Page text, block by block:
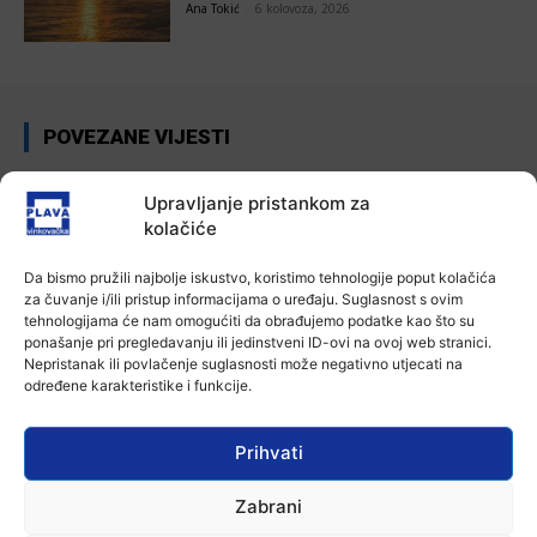
Upravljanje pristankom za
kolačiće
Da bismo pružili najbolje iskustvo, koristimo tehnologije poput kolačića
za čuvanje i/ili pristup informacijama o uređaju. Suglasnost s ovim
tehnologijama će nam omogućiti da obrađujemo podatke kao što su
ponašanje pri pregledavanju ili jedinstveni ID-ovi na ovoj web stranici.
Nepristanak ili povlačenje suglasnosti može negativno utjecati na
određene karakteristike i funkcije.
Prihvati
Zabrani
Ana Tokić 6 kolovoza, 2026
POVEZANE VIJESTI
Autoklub Vinkovci u rujnu će obilježiti
stotu godišnjicu djelovanja
Aktualno
Za dva tjedna započinje još jedna
Divlja liga
7 kolovoza, 2026
Aktualno
U Županji održana Ljetna škola magije
7 kolovoza, 2026